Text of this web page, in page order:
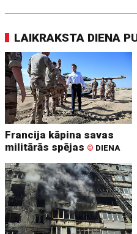
LAIKRAKSTA DIENA
Francija kāpina savas
militārās spējas © DIENA